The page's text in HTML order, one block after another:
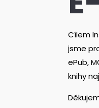
Cílem
jsme
ePub,
knihy